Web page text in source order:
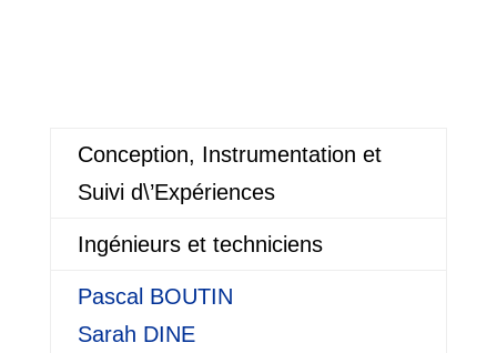
Conception, Instrumentation et
Suivi d\’Expériences
Ingénieurs et techniciens
Pascal BOUTIN
Sarah DINE